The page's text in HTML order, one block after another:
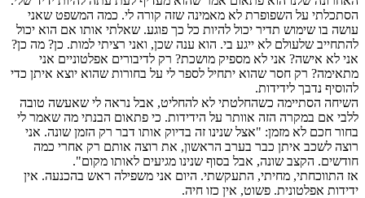
הסתכלתי על השפופרת לא מאמינה שזה קורה לי. כמה המשפט שאני
עושה בו שימוש תדיר יכול להיות כל כך פוגע. שאלתי אותו אם הוא יכול
להתחייב שלעולם לא ייגע בי. הוא ענה שכן, ואני רציתי למות. כן? מה כן?
אני לא אישה? אני לא מספיק מושכת? רק לדיבורים אפלטוניים אני
מתאימה? רק חסר שהוא יתחיל לספר לי על בחורות שהוא יוצא איתן כדי
להוסיף נדבך לידידות.
השיחה הסתיימה כשהחלטתי לא להחליט, אבל נראה לי שאעשה טובה
ללבי אם במקרה הזה אוותר על הידידות. כי פתאום הבנתי מה שאמר לי
בחור חכם לא מזמן: "אצל שנינו זה בדיוק אותו דבר רק הזמן שונה. אני
רוצה לשכב איתן כבר בערב הראשון, את רוצה אותם רק אחרי כמה
חודשים. הקצב שונה, אבל בסוף שנינו מגיעים לאותו מקום".
אז התווכחתי, מחיתי, התעקשתי. היום אני משפילה ראש בהכנעה. אין
ידידות אפלטונית. פשוט, אין כזו חיה.